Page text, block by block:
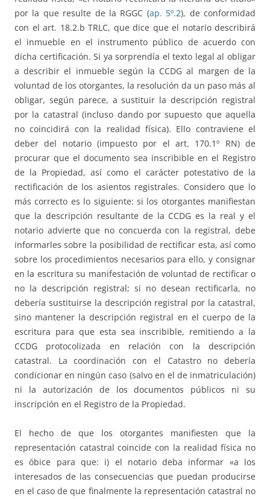
por la que resulte de la RGGC (ap. 5º.2), de conformidad
con el art. 18.2.b TRLC, que dice que el notario describirá
el inmueble en el instrumento público de acuerdo con
dicha certificación. Si ya sorprendía el texto legal al obligar
a describir el inmueble según la CCDG al margen de la
voluntad de los otorgantes, la resolución da un paso más al
obligar, según parece, a sustituir la descripción registral
por la catastral (incluso dando por supuesto que aquella
no coincidirá con la realidad física). Ello contraviene el
deber del notario (impuesto por el art. 170.1º RN) de
procurar que el documento sea inscribible en el Registro
de la Propiedad, así como el carácter potestativo de la
rectificación de los asientos registrales. Considero que lo
más correcto es lo siguiente: si los otorgantes manifiestan
que la descripción resultante de la CCDG es la real y el
notario advierte que no concuerda con la registral, debe
informarles sobre la posibilidad de rectificar esta, así como
sobre los procedimientos necesarios para ello, y consignar
en la escritura su manifestación de voluntad de rectificar o
no la descripción registral; si no desean rectificarla, no
debería sustituirse la descripción registral por la catastral,
sino mantener la descripción registral en el cuerpo de la
escritura para que esta sea inscribible, remitiendo a la
CCDG protocolizada en relación con la descripción
catastral. La coordinación con el Catastro no debería
condicionar en ningún caso (salvo en el de inmatriculación)
ni la autorización de los documentos públicos ni su
inscripción en el Registro de la Propiedad.
El hecho de que los otorgantes manifiesten que la
representación catastral coincide con la realidad física no
es óbice para que: i) el notario deba informar «a los
interesados de las consecuencias que puedan producirse
en el caso de que finalmente la representación catastral no